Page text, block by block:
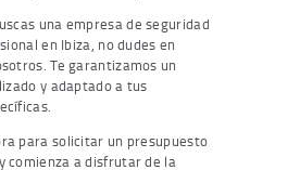
una empresa de seguridad
en Ibiza, no dudes en
Te garantizamos un
y adaptado a tus
para solicitar un presupuesto
comienza a disfrutar de la